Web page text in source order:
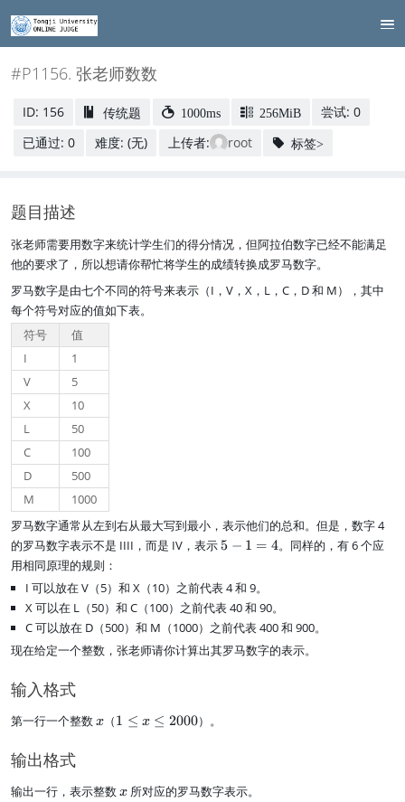
#P1156. 张老师数数
ID: 156 传统题 1000ms 256MiB
尝试: 0
已通过: 0
难度: (无) 上传者: root 标签>
题目描述
张老师需要用数字来统计学生们的得分情况，但阿拉伯数字已经不能满足
他的要求了，所以想请你帮忙将学生的成绩转换成罗马数字。
罗马数字是由七个不同的符号来表示（I，V，X，L，C，D 和 M），其中
每个符号对应的值如下表。
符号
值
I
1
V
5
X
10
L
50
C
100
D
500
M
1000
罗马数字通常从左到右从最大写到最小，表示他们的总和。但是，数字 4
的罗马数字表示不是 IIII，而是 IV，表示5
=
4
5 − 1 = 4。同样的，有 6 个应
用相同原理的规则：
I 可以放在 V（5）和 X（10）之前代表 4 和 9。
X 可以在 L（50）和 C（100）之前代表 40 和 90。
C 可以放在 D（500）和 M（1000）之前代表 400 和 900。
现在给定一个整数，张老师请你计算出其罗马数字的表示。
输入格式
第一行一个整数x
x （11 ≤ x ≤ 2000）。
输出格式
输出一行，表示整数x
x 所对应的罗马数字表示。